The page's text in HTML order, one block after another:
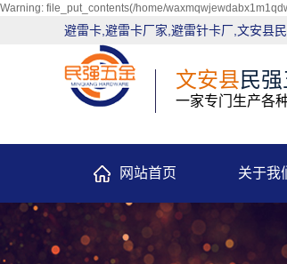
Warning: file_put_contents(/home/
避雷卡,避雷卡厂家,避雷针卡厂,文安县
文安县民
一家专门生产各
网站首页 关于我
营业执照